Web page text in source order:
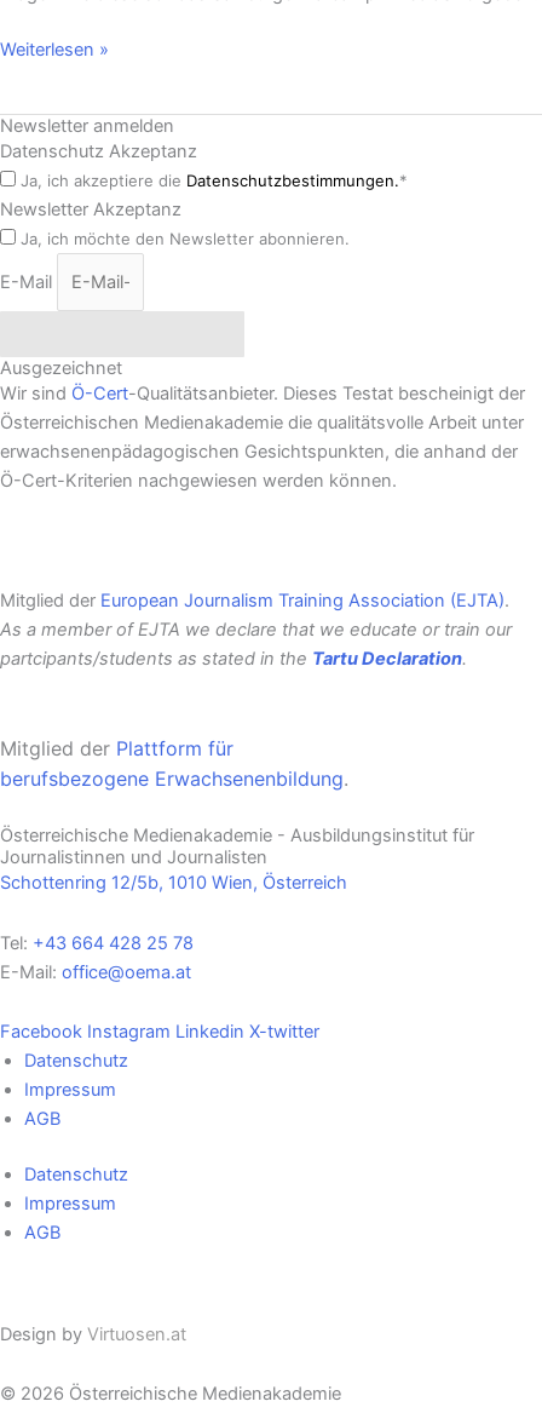
Weiterlesen »
Newsletter anmelden
Datenschutz Akzeptanz
Ja, ich akzeptiere die Datenschutzbestimmungen.*
Newsletter Akzeptanz
Ja, ich möchte den Newsletter abonnieren.
E-Mail
Ausgezeichnet
Wir sind Ö-Cert-Qualitätsanbieter. Dieses Testat bescheinigt der
Österreichischen Medienakademie die qualitätsvolle Arbeit unter
erwachsenenpädagogischen Gesichtspunkten, die anhand der
Ö-Cert-Kriterien nachgewiesen werden können.
Mitglied der European Journalism Training Association (EJTA).
As a member of EJTA we declare that we educate or train our
partcipants/students as stated in the Tartu Declaration.
Mitglied der Plattform für
berufsbezogene Erwachsenenbildung.
Österreichische Medienakademie - Ausbildungsinstitut für
Journalistinnen und Journalisten
Schottenring 12/5b, 1010 Wien, Österreich
Tel: +43 664 428 25 78
E-Mail: office@oema.at
Facebook Instagram Linkedin X-twitter
Datenschutz
Impressum
AGB
Datenschutz
Impressum
AGB
Design by Virtuosen.at
© 2026 Österreichische Medienakademie